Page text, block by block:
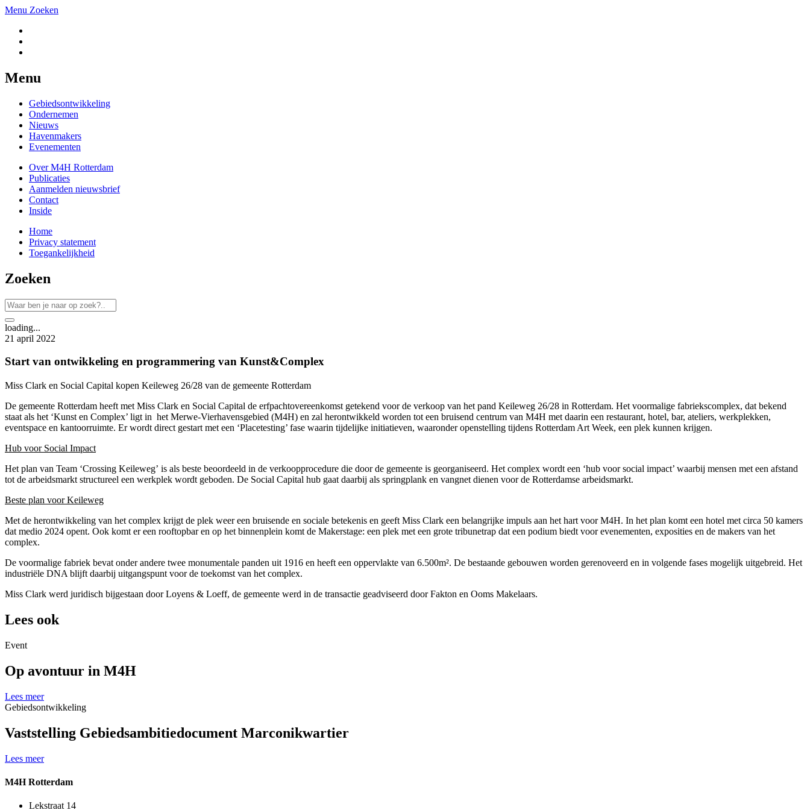
Menu Zoeken
Menu
Gebiedsontwikkeling
Ondernemen
Nieuws
Havenmakers
Evenementen
Over M4H Rotterdam
Publicaties
Aanmelden nieuwsbrief
Contact
Inside
Home
Privacy statement
Toegankelijkheid
Zoeken
loading...
21 april 2022
Start van ontwikkeling en programmering van Kunst&Complex
Miss Clark en Social Capital kopen Keileweg 26/28 van de gemeente Rotterdam
De gemeente Rotterdam heeft met Miss Clark en Social Capital de erfpachtovereenkomst getekend voor de verkoop van het pand Keileweg 26/28 in Rotterdam. Het voormalige fabriekscomplex, dat bekend
staat als het ‘Kunst en Complex’ ligt in het Merwe-Vierhavensgebied (M4H) en zal herontwikkeld worden tot een bruisend centrum van M4H met daarin een restaurant, hotel, bar, ateliers, werkplekken,
eventspace en kantoorruimte. Er wordt direct gestart met een ‘Placetesting’ fase waarin tijdelijke initiatieven, waaronder openstelling tijdens Rotterdam Art Week, een plek kunnen krijgen.
Hub voor Social Impact
Het plan van Team ‘Crossing Keileweg’ is als beste beoordeeld in de verkoopprocedure die door de gemeente is georganiseerd. Het complex wordt een ‘hub voor social impact’ waarbij mensen met een afstand
tot de arbeidsmarkt structureel een werkplek wordt geboden. De Social Capital hub gaat daarbij als springplank en vangnet dienen voor de Rotterdamse arbeidsmarkt.
Beste plan voor Keileweg
Met de herontwikkeling van het complex krijgt de plek weer een bruisende en sociale betekenis en geeft Miss Clark een belangrijke impuls aan het hart voor M4H. In het plan komt een hotel met circa 50 kamers
dat medio 2024 opent. Ook komt er een rooftopbar en op het binnenplein komt de Makerstage: een plek met een grote tribunetrap dat een podium biedt voor evenementen, exposities en de makers van het
complex.
De voormalige fabriek bevat onder andere twee monumentale panden uit 1916 en heeft een oppervlakte van 6.500m². De bestaande gebouwen worden gerenoveerd en in volgende fases mogelijk uitgebreid. Het
industriële DNA blijft daarbij uitgangspunt voor de toekomst van het complex.
Miss Clark werd juridisch bijgestaan door Loyens & Loeff, de gemeente werd in de transactie geadviseerd door Fakton en Ooms Makelaars.
Lees ook
Event
Op avontuur in M4H
Lees meer
Gebiedsontwikkeling
Vaststelling Gebiedsambitiedocument Marconikwartier
Lees meer
M4H Rotterdam
Lekstraat 14